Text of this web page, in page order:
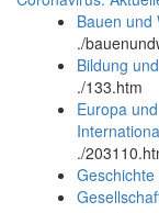
Bauen und
./
Bildung
./133.htm
Europa und
./